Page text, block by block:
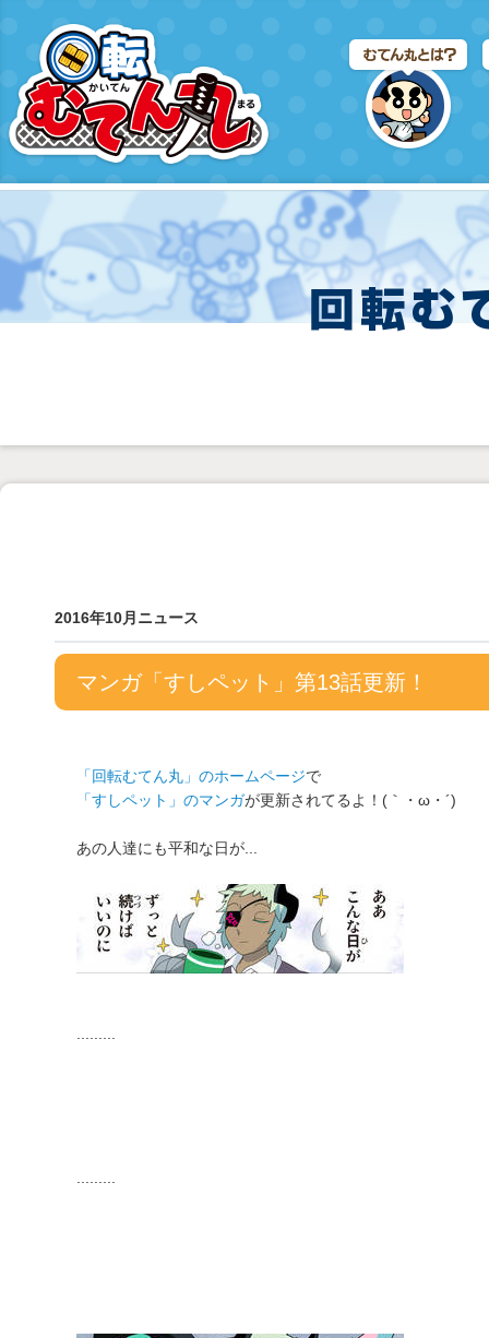
2016年10月ニュース
マンガ「すしペット」第13話更新！
「回転むてん丸」のホームページで
「すしペット」のマンガが更新されてるよ！(｀・ω・´)
あの人達にも平和な日が...